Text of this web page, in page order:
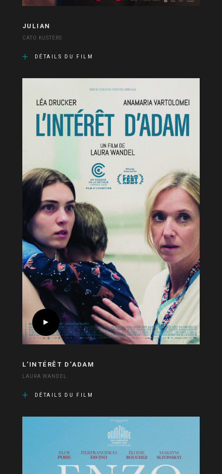
JULIAN
CATO KUSTERS
DÉTAILS DU FILM
L’INTÉRÊT D’ADAM
LAURA WANDEL
DÉTAILS DU FILM